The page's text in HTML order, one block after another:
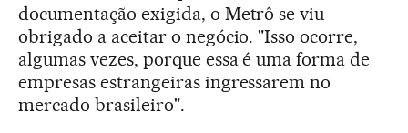
documentação exigida, o Metrô se viu
obrigado a aceitar o negócio. "Isso ocorre,
algumas vezes, porque essa é uma forma de
empresas estrangeiras ingressarem no
mercado brasileiro".